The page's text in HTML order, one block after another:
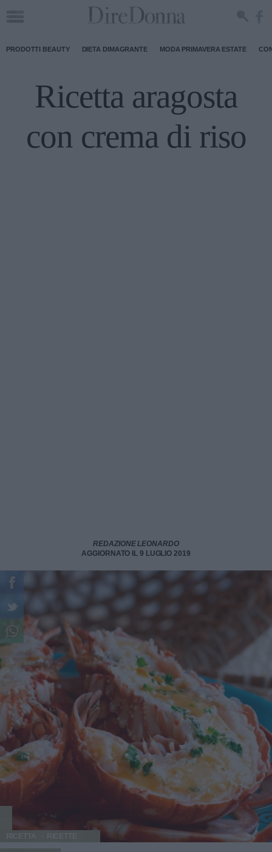
PRODOTTI BEAUTY DIETA DIMAGRANTE MODA PRIMAVERA ESTATE
Ricetta aragosta
con crema di riso
REDAZIONE LEONARDO
AGGIORNATO IL 9 LUGLIO 2019
RICETTA